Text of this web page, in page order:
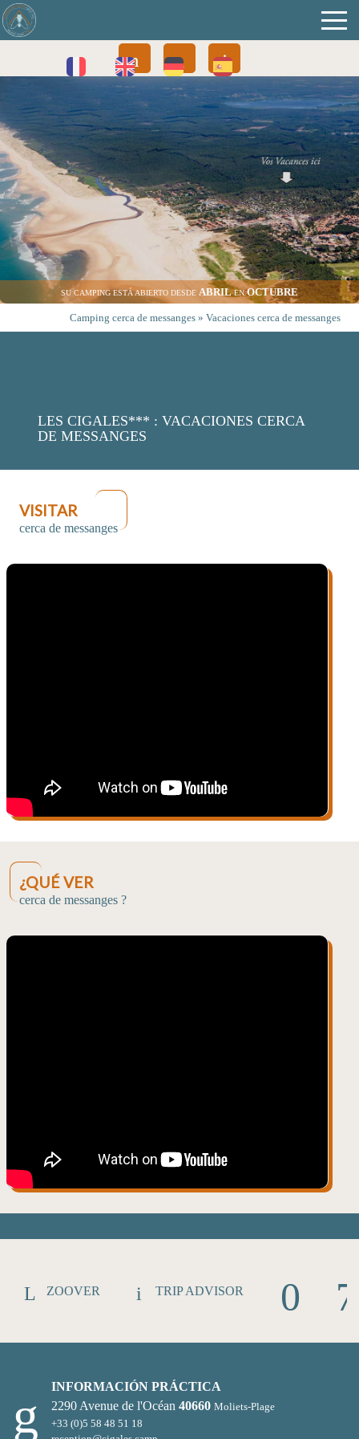
SU CAMPING ESTÁ ABIERTO DESDE ABRIL EN OCTUBRE
Camping cerca de messanges » Vacaciones cerca de messanges
LES CIGALES*** : VACACIONES CERCA
DE MESSANGES
VISITAR
cerca de messanges
¿QUÉ VER
cerca de messanges ?
ZOOVER TRIP ADVISOR
INFORMACIÓN PRÁCTICA
2290 Avenue de l'Océan 40660 Moliets-Plage
+33 (0)5 58 48 51 18